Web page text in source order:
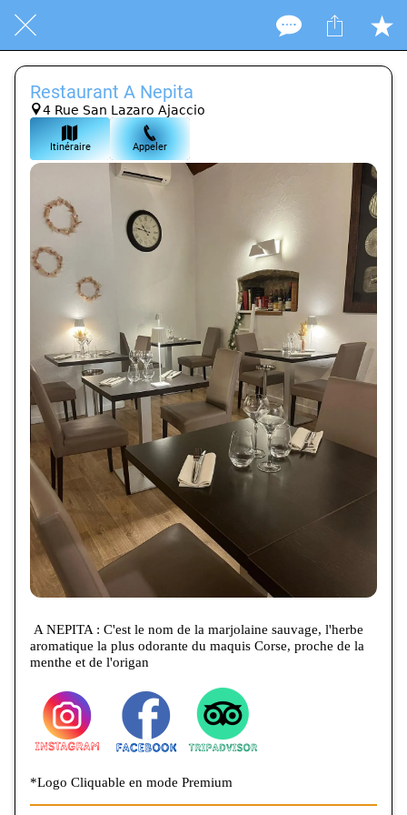
Restaurant A Nepita
4 Rue San Lazaro Ajaccio
Itinéraire Appeler
A NEPITA : C'est le nom de la marjolaine sauvage, l'herbe
aromatique la plus odorante du maquis Corse, proche de la
menthe et de l'origan
*Logo Cliquable en mode Premium